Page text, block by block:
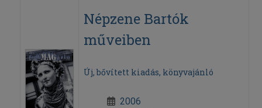
Népzene Bartók
műveiben
Új, bővített kiadás, könyvajánló
2006